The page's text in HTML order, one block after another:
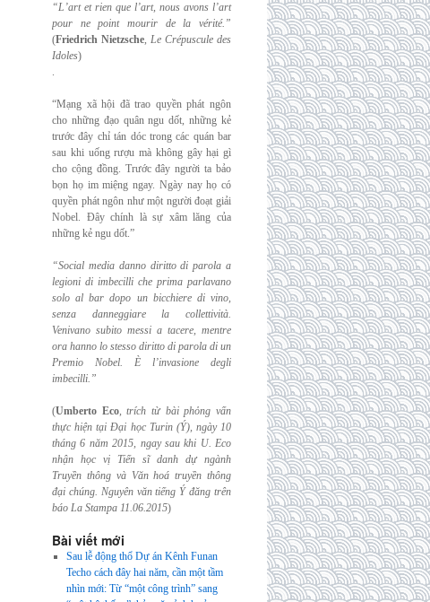
“L’art et rien que l’art, nous avons l’art
pour ne point mourir de la vérité.”
(Friedrich Nietzsche, Le Crépuscule des
Idoles)
.
“Mạng xã hội đã trao quyền phát ngôn
cho những đạo quân ngu dốt, những kẻ
trước đây chỉ tán dóc trong các quán bar
sau khi uống rượu mà không gây hại gì
cho cộng đồng. Trước đây người ta bảo
bọn họ im miệng ngay. Ngày nay họ có
quyền phát ngôn như một người đoạt giải
Nobel. Đây chính là sự xâm lăng của
những kẻ ngu dốt.”
“Social media danno diritto di parola a
legioni di imbecilli che prima parlavano
solo albar dopo un bicchiere di vino,
senza danneggiare la collettività.
Venivano subito messi a tacere, mentre
ora hanno lo stesso diritto di parola di un
Premio Nobel. È l’invasione degli
imbecilli.”
(Umberto Eco,trích từ bài phỏng vấn
thực hiện tại Đại học Turin (Ý), ngày 10
tháng 6 năm 2015, ngay sau khi U. Eco
nhận học vị Tiến sĩ danh dự ngành
Truyền thông và Văn hoá truyền thông
đại chúng. Nguyên văn tiếng Ý đăng trên
báo La Stampa 11.06.2015)
Bài viết mới
Sau lễ động thổ Dự án Kênh Funan
Techo cách đây hai năm, cần một tầm
nhìn mới: Từ “một công trình” sang